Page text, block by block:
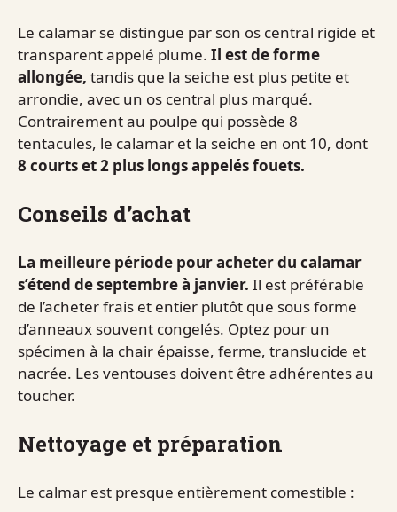
Le calamar se distingue par son os central rigide et
transparent appelé plume. Il est de forme
allongée, tandis que la seiche est plus petite et
arrondie, avec un os central plus marqué.
Contrairement au poulpe qui possède 8
tentacules, le calamar et la seiche en ont 10, dont
8 courts et 2 plus longs appelés fouets.
Conseils d’achat
La meilleure période pour acheter du calamar
s’étend de septembre à janvier. Il est préférable
de l’acheter frais et entier plutôt que sous forme
d’anneaux souvent congelés. Optez pour un
spécimen à la chair épaisse, ferme, translucide et
nacrée. Les ventouses doivent être adhérentes au
toucher.
Nettoyage et préparation
Le calmar est presque entièrement comestible :